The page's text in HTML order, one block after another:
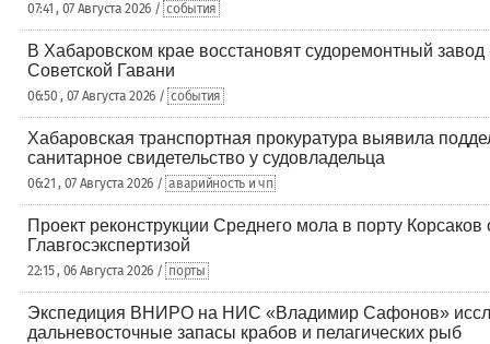
07:41 , 07 Августа 2026 / события
В Хабаровском крае восстановят судоремонтный
Советской Гавани
06:50 , 07 Августа 2026 / события
Хабаровская транспортная прокуратура выявила
санитарное свидетельство у судовладельца
06:21 , 07 Августа 2026 / аварийность и чп
Проект реконструкции Среднего мола в порту Корсаков
Главгосэкспертизой
22:15 , 06 Августа 2026 / порты
Экспедиция ВНИРО на НИС «Владимир Сафонов»
дальневосточные запасы крабов и пелагических рыб